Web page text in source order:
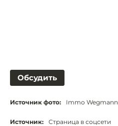
Обсудить
Источник фото: Immo Wegmann
Источник: Страница в соцсети